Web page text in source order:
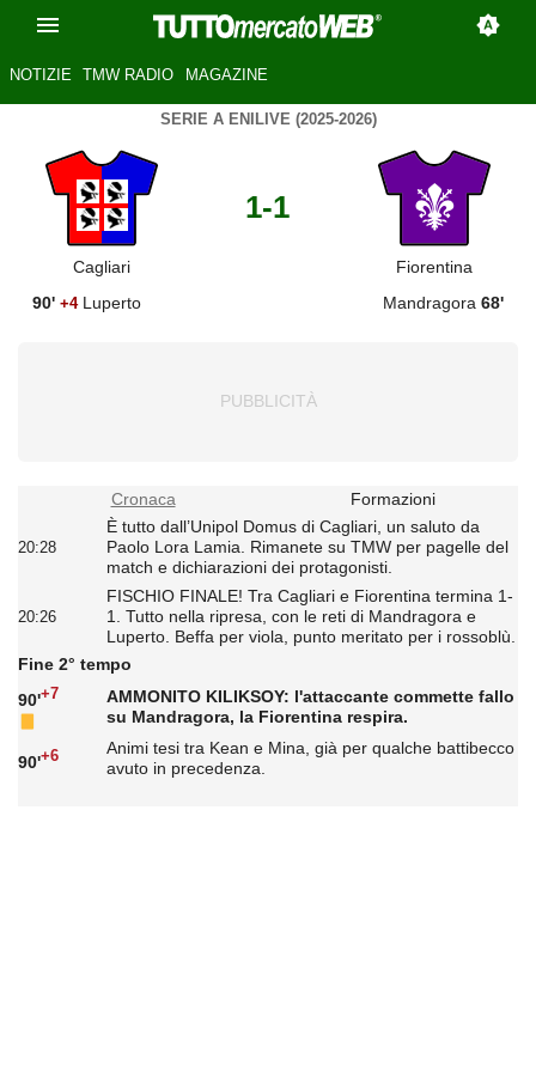
NOTIZIE TMW RADIO MAGAZINE
SERIE A ENILIVE (2025-2026)
Cagliari
1-1
Fiorentina
90' +4Luperto Mandragora 68'
Cronaca Formazioni
20:28
È tutto dall’Unipol Domus di Cagliari, un saluto da
Paolo Lora Lamia. Rimanete su TMW per pagelle del
match e dichiarazioni dei protagonisti.
20:26
FISCHIO FINALE! Tra Cagliari e Fiorentina termina 1-
1. Tutto nella ripresa, con le reti di Mandragora e
Luperto. Beffa per viola, punto meritato per i rossoblù.
Fine 2° tempo
90'+7
AMMONITO KILIKSOY: l'attaccante commette fallo
su Mandragora, la Fiorentina respira.
90'+6
Animi tesi tra Kean e Mina, già per qualche battibecco
avuto in precedenza.